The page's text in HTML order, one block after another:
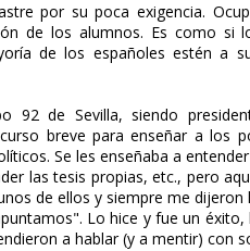
por su poca exigencia.
de los alumnos. Es como si
de los españoles estén a
92 de Sevilla, siendo
breve para enseñar a los
Se les enseñaba a
las tesis propias, etc., pero
de ellos y siempre me
Lo hice y fue un
a hablar (y a mentir) con